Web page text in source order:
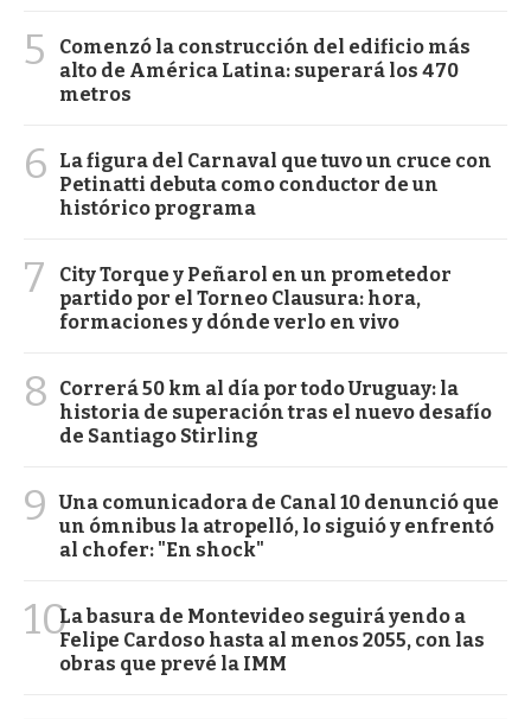
5
Comenzó la construcción del edificio más
alto de América Latina: superará los 470
metros
6
La figura del Carnaval que tuvo un cruce con
Petinatti debuta como conductor de un
histórico programa
7
City Torque y Peñarol en un prometedor
partido por el Torneo Clausura: hora,
formaciones y dónde verlo en vivo
8
Correrá 50 km al día por todo Uruguay: la
historia de superación tras el nuevo desafío
de Santiago Stirling
9
Una comunicadora de Canal 10 denunció que
un ómnibus la atropelló, lo siguió y enfrentó
al chofer: "En shock"
10La basura de Montevideo seguirá yendo a
Felipe Cardoso hasta al menos 2055, con las
obras que prevé la IMM